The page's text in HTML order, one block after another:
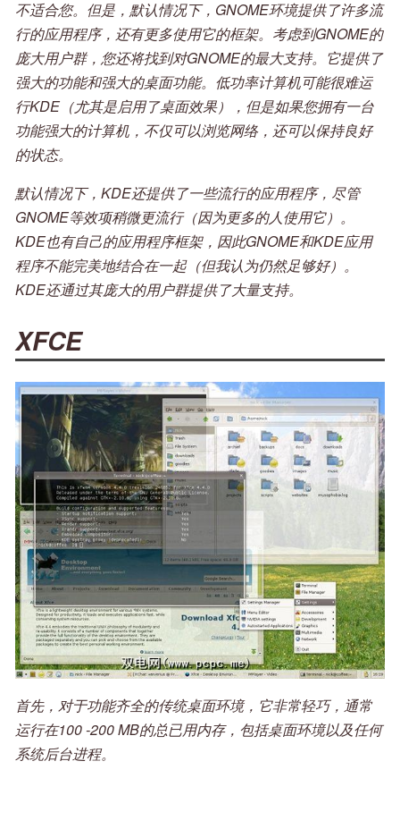
不适合您。但是，默认情况下，GNOME环境提供了许多流
行的应用程序，还有更多使用它的框架。考虑到GNOME的
庞大用户群，您还将找到对GNOME的最大支持。它提供了
强大的功能和强大的桌面功能。低功率计算机可能很难运
行KDE（尤其是启用了桌面效果），但是如果您拥有一台
功能强大的计算机，不仅可以浏览网络，还可以保持良好
的状态。
默认情况下，KDE还提供了一些流行的应用程序，尽管
GNOME等效项稍微更流行（因为更多的人使用它）。
KDE也有自己的应用程序框架，因此GNOME和KDE应用
程序不能完美地结合在一起（但我认为仍然足够好）。
KDE还通过其庞大的用户群提供了大量支持。
XFCE
首先，对于功能齐全的传统桌面环境，它非常轻巧，通常
运行在100 -200 MB的总已用内存，包括桌面环境以及任何
系统后台进程。